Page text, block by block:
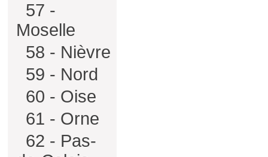
57 -
Moselle
58 - Nièvre
59 - Nord
60 - Oise
61 - Orne
62 - Pas-